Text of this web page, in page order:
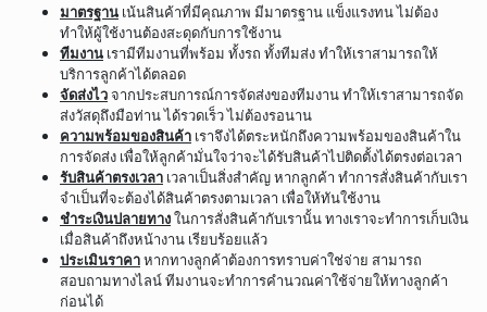
มาตรฐาน เน้นสินค้าที่มีคุณภาพ มีมาตรฐาน แข็งแรงทน ไม่ต้อง
ทำให้ผู้ใช้งานต้องสะดุดกับการใช้งาน
ทีมงาน เรามีทีมงานที่พร้อม ทั้งรถ ทั้งทีมส่ง ทำให้เราสามารถให้
บริการลูกค้าได้ตลอด
จัดส่งไวจากประสบการณ์การจัดส่งของทีมงาน ทำให้เราสามารถจัด
ส่งวัสดุถึงมือท่าน ได้รวดเร็ว ไม่ต้องรอนาน
ความพร้อมของสินค้า เราจึงได้ตระหนักถึงความพร้อมของสินค้าใน
การจัดส่ง เพื่อให้ลูกค้ามั่นใจว่าจะได้รับสินค้าไปติดตั้งได้ตรงต่อเวลา
รับสินค้าตรงเวลา เวลาเป็นสิ่งสำคัญ หากลูกค้า ทำการสั่งสินค้ากับเรา
จำเป็นที่จะต้องได้สินค้าตรงตามเวลา เพื่อให้ทันใช้งาน
ชำระเงินปลายทางในการสั่งสินค้ากับเรานั้น ทางเราจะทำการเก็บเงิน
เมื่อสินค้าถึงหน้างาน เรียบร้อยแล้ว
ประเมินราคาหากทางลูกค้าต้องการทราบค่าใช่จ่าย สามารถ
สอบถามทางไลน์ ทีมงานจะทำการคำนวณค่าใช้จ่ายให้ทางลูกค้า
ก่อนได้